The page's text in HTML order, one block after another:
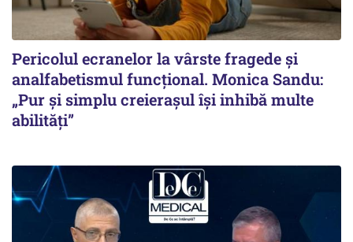
Pericolul ecranelor la vârste fragede și
analfabetismul funcțional. Monica Sandu:
„Pur și simplu creierașul își inhibă multe
abilități”